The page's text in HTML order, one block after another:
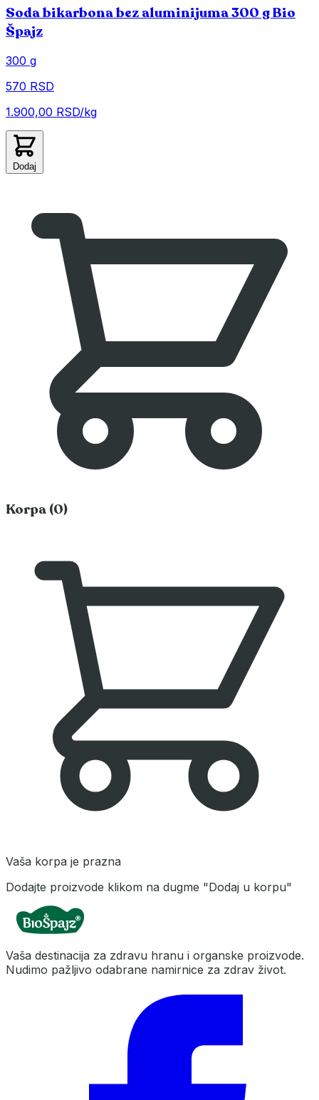
Soda bikarbona bez aluminijuma 300 g Bio
Špajz
300 g
570 RSD
1.900,00 RSD/kg
Dodaj
Korpa (0)
Vaša korpa je prazna
Dodajte proizvode klikom na dugme "Dodaj u korpu"
Vaša destinacija za zdravu hranu i organske proizvode.
Nudimo pažljivo odabrane namirnice za zdrav život.